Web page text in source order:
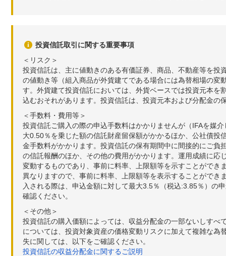
投資信託取引に関する重要事項
＜リスク＞
投資信託は、主に値動きのある有価証券、商品、不動産等を
の値動き等（組入商品が外貨建てである場合には為替相場の
す。外貨建て投資信託においては、外貨ベースでは投資元本
込むおそれがあります。投資信託は、投資元本および分配金の
＜手数料・費用等＞
投資信託ご購入の際の申込手数料はかかりませんが（IFAを媒
大0.50％を乗じた額の信託財産留保額がかかるほか、公社債
金手数料がかかります。投資信託の保有期間中に間接的にご
の信託報酬のほか、その他の費用がかかります。運用成績に
変動するものであり、事前に料率、上限額等を示すことがで
異なりますので、事前に料率、上限額等を表示することがで
入される際は、申込金額に対して最大3.5％（税込:3.85％）の
確認ください。
＜その他＞
投資信託の購入価額によっては、収益分配金の一部ないしす
については、投資対象資産の価格変動リスクに加えて複雑な
失に関しては、以下をご確認ください。
投資信託の収益分配金に関するご説明